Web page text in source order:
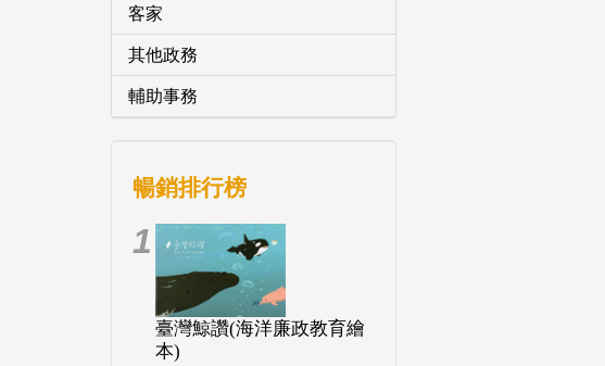
客家
其他政務
輔助事務
暢銷排行榜
1
臺灣鯨讚(海洋廉政教育繪
本)